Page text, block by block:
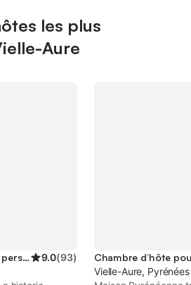
les plus
Aure
Chambre d’hôte pour 2 personnes 9.0(93)
Chambre d’hôte
Vielle-Aure, Pyrénées